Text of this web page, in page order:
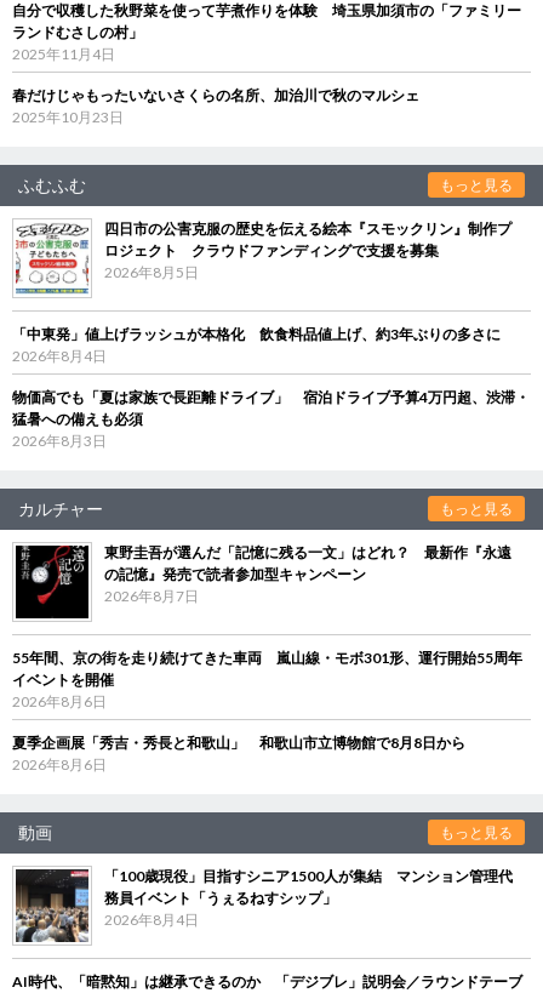
自分で収穫した秋野菜を使って芋煮作りを体験 埼玉県加須市の「ファミリー
ランドむさしの村」
2025年11月4日
春だけじゃもったいないさくらの名所、加治川で秋のマルシェ
2025年10月23日
ふむふむ もっと見る
四日市の公害克服の歴史を伝える絵本『スモックリン』制作プ
ロジェクト クラウドファンディングで支援を募集
2026年8月5日
「中東発」値上げラッシュが本格化 飲食料品値上げ、約3年ぶりの多さに
2026年8月4日
物価高でも「夏は家族で長距離ドライブ」 宿泊ドライブ予算4万円超、渋滞・
猛暑への備えも必須
2026年8月3日
カルチャー もっと見る
東野圭吾が選んだ「記憶に残る一文」はどれ？ 最新作『永遠
の記憶』発売で読者参加型キャンペーン
2026年8月7日
55年間、京の街を走り続けてきた車両 嵐山線・モボ301形、運行開始55周年
イベントを開催
2026年8月6日
夏季企画展「秀吉・秀長と和歌山」 和歌山市立博物館で8月8日から
2026年8月6日
動画 もっと見る
「100歳現役」目指すシニア1500人が集結 マンション管理代
務員イベント「うぇるねすシップ」
2026年8月4日
AI時代、「暗黙知」は継承できるのか 「デジブレ」説明会／ラウンドテーブ